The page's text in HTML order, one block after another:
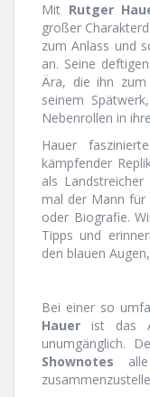
Mit Rutger
großer
zum Anlass und
an. Seine
Ära, die ihn
seinem
Nebenrollen in
Hauer
kämpfender
als
mal der Mann für
oder Biografie.
Tipps und
den blauen
Bei einer so
Hauer ist das
unumgänglich.
Shownotes